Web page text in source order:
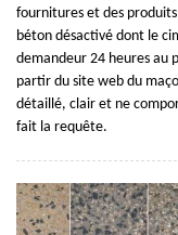
fournitures et des
béton désactivé dont le
demandeur 24 heures au
partir du site web du
détaillé, clair et ne
fait la requête.